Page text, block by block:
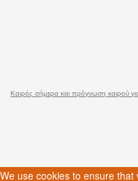
Καιρός σήμερα και πρόγνωση καιρού
We use cookies to ensure